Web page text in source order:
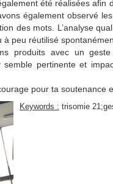
été réalisées afin
également observé
des mots. L’analyse
peu réutilisé
produits avec un geste
semble pertinente et
pour ta soutenance
Keywords : trisomie